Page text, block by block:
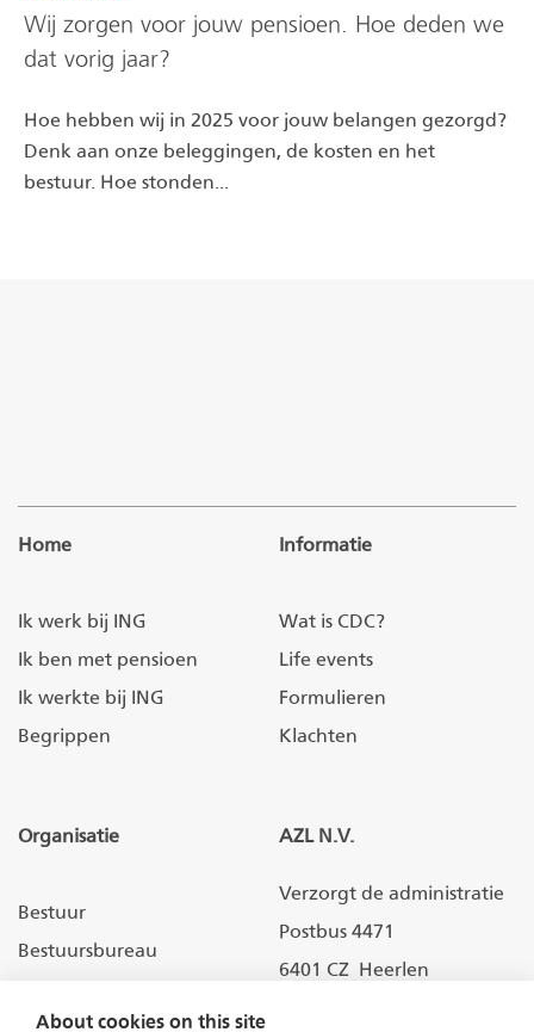
Wij zorgen voor jouw pensioen. Hoe deden we
dat vorig jaar?
Hoe hebben wij in 2025 voor jouw belangen gezorgd?
Denk aan onze beleggingen, de kosten en het
bestuur. Hoe stonden...
Home
Ik werk bij ING
Ik ben met pensioen
Ik werkte bij ING
Begrippen
Informatie
Wat is CDC?
Life events
Formulieren
Klachten
Organisatie
Bestuur
Bestuursbureau
Fondsdocumenten
AZL N.V.
Verzorgt de administratie
Postbus 4471
6401 CZ Heerlen
About cookies on this site